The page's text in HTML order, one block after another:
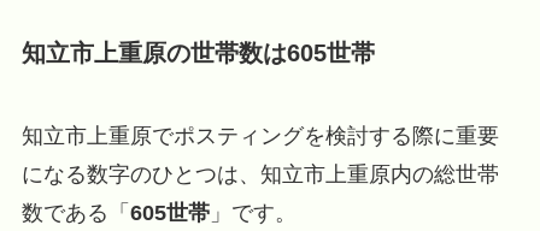
知立市上重原の世帯数は605世帯
知立市上重原でポスティングを検討する際に重要
になる数字のひとつは、知立市上重原内の総世帯
数である「 605世帯」です。